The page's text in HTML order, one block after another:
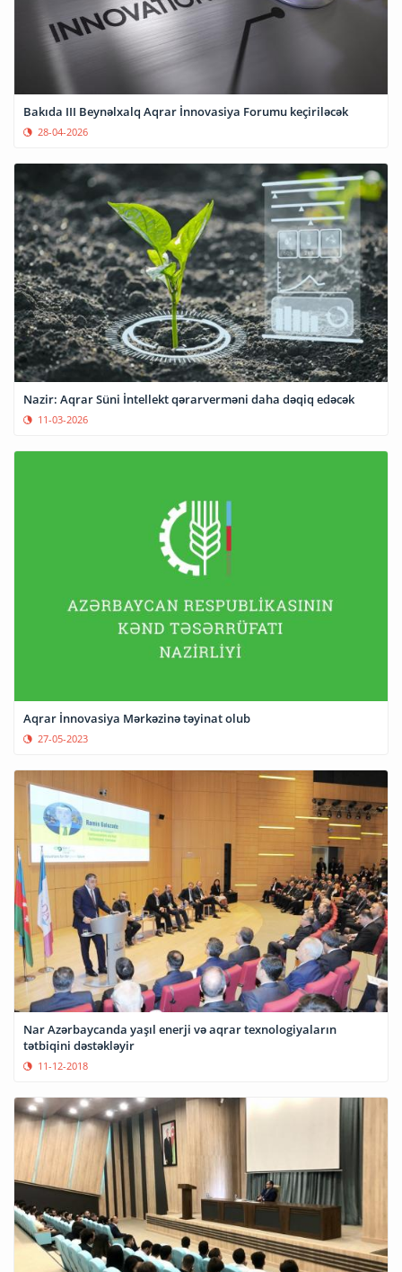
Bakıda III Beynəlxalq Aqrar İnnovasiya Forumu keçiriləcək
28-04-2026
Nazir: Aqrar Süni İntellekt qərarverməni daha dəqiq edəcək
11-03-2026
Aqrar İnnovasiya Mərkəzinə təyinat olub
27-05-2023
Nar Azərbaycanda yaşıl enerji və aqrar texnologiyaların
tətbiqini dəstəkləyir
11-12-2018